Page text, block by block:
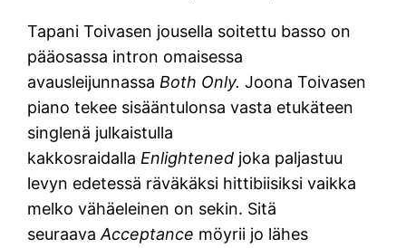
Tapani Toivasen jousella soitettu basso on
pääosassa intron omaisessa
avausleijunnassa Both Only.Joona Toivasen
piano tekee sisääntulonsa vasta etukäteen
singlenä julkaistulla
kakkosraidalla Enlightened joka paljastuu
levyn edetessä räväkäksi hittibiisiksi vaikka
melko vähäeleinen on sekin. Sitä
seuraavaAcceptance möyrii jo lähes